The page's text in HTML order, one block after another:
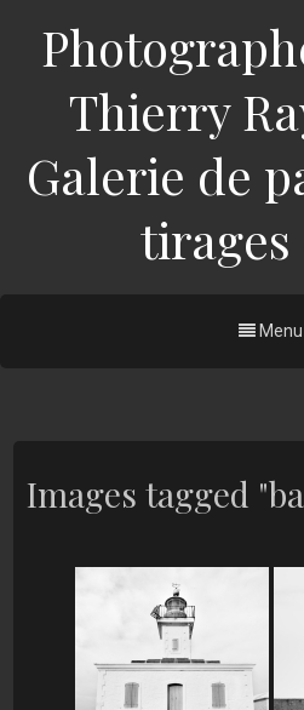
Thierry
Galerie de
Menu
Images tagged